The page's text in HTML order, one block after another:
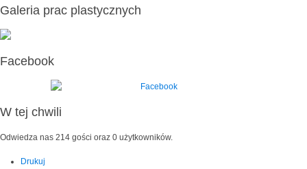
Galeria prac plastycznych
Facebook
W tej chwili
Odwiedza nas 214 gości oraz 0 użytkowników.
Drukuj